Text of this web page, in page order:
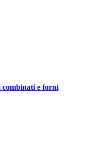
combinati e forni